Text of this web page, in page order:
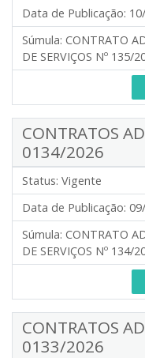
Data de Publicação:
Súmula: CONTRATO
DE SERVIÇOS Nº 135/
CONTRATOS
0134/2026
Status: Vigente
Data de Publicação:
Súmula: CONTRATO
DE SERVIÇOS Nº 134/
CONTRATOS
0133/2026